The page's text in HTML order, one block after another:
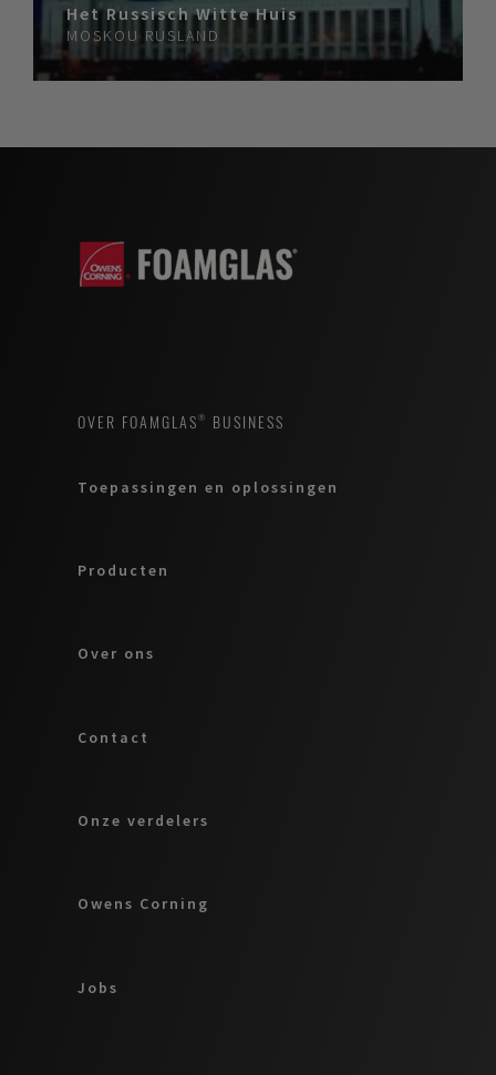
Het Russisch Witte Huis
MOSKOU RUSLAND
OVER FOAMGLAS® BUSINESS
Toepassingen en oplossingen
Producten
Over ons
Contact
Onze verdelers
Owens Corning
Jobs